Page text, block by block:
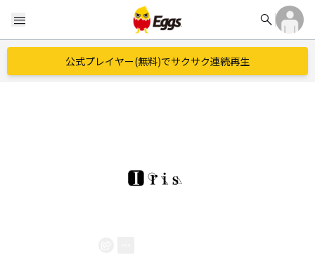
menu search
公式プレイヤー(無料)でサクサク連続再生